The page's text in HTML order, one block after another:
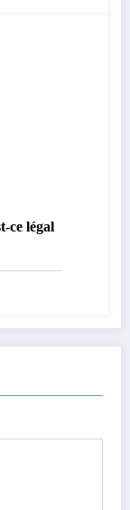
ce légal